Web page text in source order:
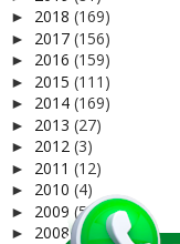
► 2018 (169)
► 2017 (156)
► 2016 (159)
► 2015 (111)
► 2014 (169)
► 2013 (27)
► 2012 (3)
► 2011 (12)
► 2010 (4)
► 2009 (5)
► 2008(1)